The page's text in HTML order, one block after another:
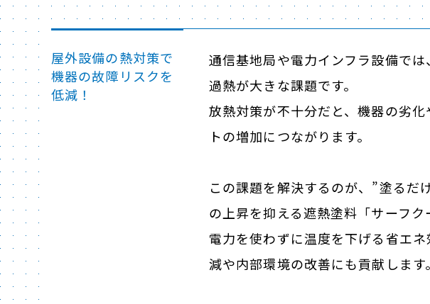
屋外設備の熱対策で
機器の故障リスクを
低減！
通信基地局や電力インフラ設備で
過熱が大きな課題です。
放熱対策が不十分だと、機器の劣
トの増加につながります。
この課題を解決するのが、”塗るだ
の上昇を抑える遮熱塗料「サーフク
電力を使わずに温度を下げる省エ
減や内部環境の改善にも貢献します。